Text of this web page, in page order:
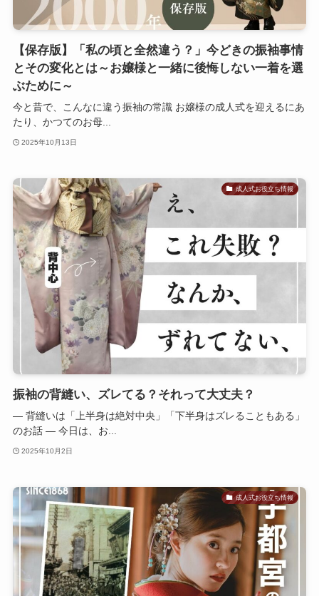
【保存版】「私の頃と全然違う？」今どきの振袖事情
とその変化とは～お嬢様と一緒に後悔しない一着を選
ぶために～
今と昔で、こんなに違う振袖の常識 お嬢様の成人式を迎えるにあ
たり、かつてのお母...
2025年10月13日
成人式お役立ち情報
振袖の背縫い、ズレてる？それって大丈夫？
― 背縫いは「上半身は絶対中央」「下半身はズレることもある」
のお話 ― 今日は、お...
2025年10月2日
成人式お役立ち情報